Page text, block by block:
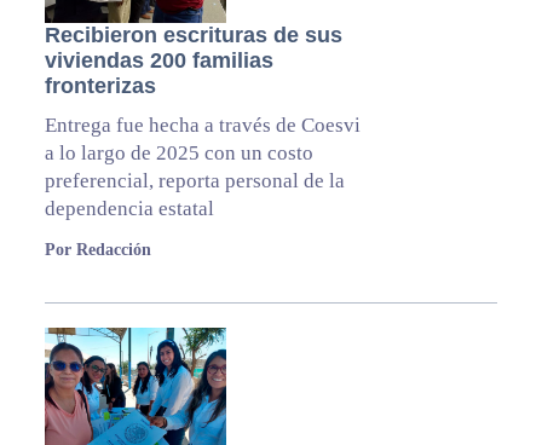
Recibieron escrituras de sus
viviendas 200 familias
fronterizas
Entrega fue hecha a través de Coesvi
a lo largo de 2025 con un costo
preferencial, reporta personal de la
dependencia estatal
Por Redacción